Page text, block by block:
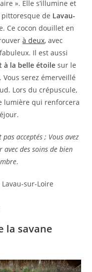
». Elle s’illumine et
de Lavau-
Ce cocon douillet en
à deux, avec
fabuleux. Il est aussi
à la belle étoile sur le
serez émerveillé
Lors du crépuscule,
lumière qui renforcera
acceptés ; Vous avez
des soins de bien
.
sur-Loire
la savane